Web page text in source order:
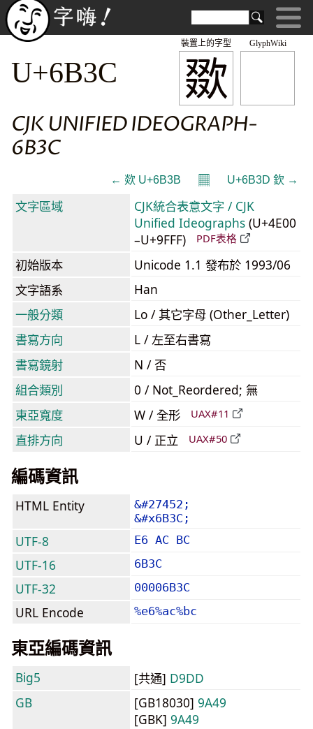
GlyphWiki
欼
裝置上的字型
U+6B3C
CJK UNIFIED IDEOGRAPH-
6B3C
← 欻 U+6B3B 𝄜 U+6B3D 欽 →
文字區域
CJK統合表意文字 / CJK
Unified Ideographs (U+4E00
–U+9FFF)
PDF表格
初始版本
Unicode 1.1 發布於 1993/06
文字語系
Han
一般分類
Lo / 其它字母 (Other_Letter)
書寫方向
L / 左至右書寫
書寫鏡射
N / 否
組合類別
0 / Not_Reordered; 無
東亞寬度
W / 全形 UAX#11
直排方向 U / 正立 UAX#50
編碼資訊
HTML Entity
&#27452;
&#x6B3C;
UTF-8 E6 AC BC
UTF-16 6B3C
UTF-32 00006B3C
URL Encode %e6%ac%bc
東亞編碼資訊
Big5 [共通] D9DD
GB
[GB18030] 9A49
[GBK] 9A49